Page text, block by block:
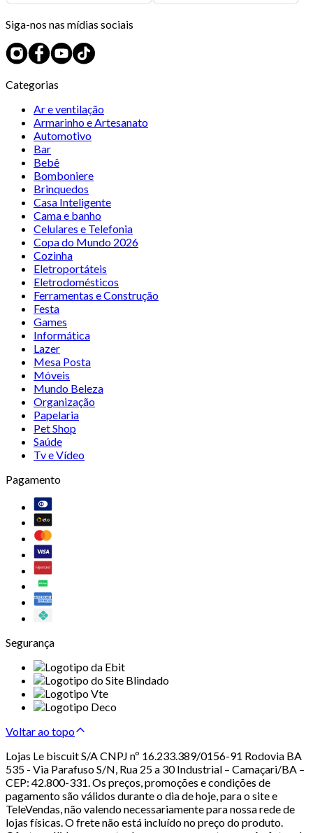
Siga-nos nas mídias sociais
Categorias
Ar e ventilação
Armarinho e Artesanato
Automotivo
Bar
Bebê
Bomboniere
Brinquedos
Casa Inteligente
Cama e banho
Celulares e Telefonia
Copa do Mundo 2026
Cozinha
Eletroportáteis
Eletrodomésticos
Ferramentas e Construção
Festa
Games
Informática
Lazer
Mesa Posta
Móveis
Mundo Beleza
Organização
Papelaria
Pet Shop
Saúde
Tv e Vídeo
Pagamento
Segurança
Voltar ao topo
Lojas Le biscuit S/A CNPJ nº 16.233.389/0156-91 Rodovia BA
535 - Via Parafuso S/N, Rua 25 a 30 Industrial – Camaçari/BA –
CEP: 42.800-331. Os preços, promoções e condições de
pagamento são válidos durante o dia de hoje, para o site e
TeleVendas, não valendo necessariamente para nossa rede de
lojas físicas. O frete não está incluído no preço do produto.